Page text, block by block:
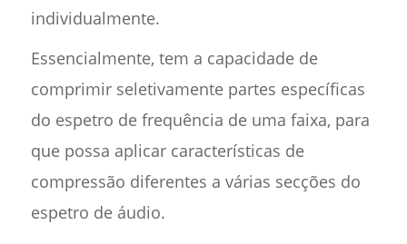
individualmente.
Essencialmente, tem a capacidade de
comprimir seletivamente partes específicas
do espetro de frequência de uma faixa, para
que possa aplicar características de
compressão diferentes a várias secções do
espetro de áudio.